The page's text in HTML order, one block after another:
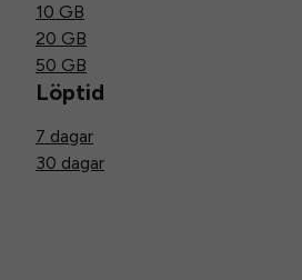
10 GB
20 GB
50 GB
Löptid
7 dagar
30 dagar